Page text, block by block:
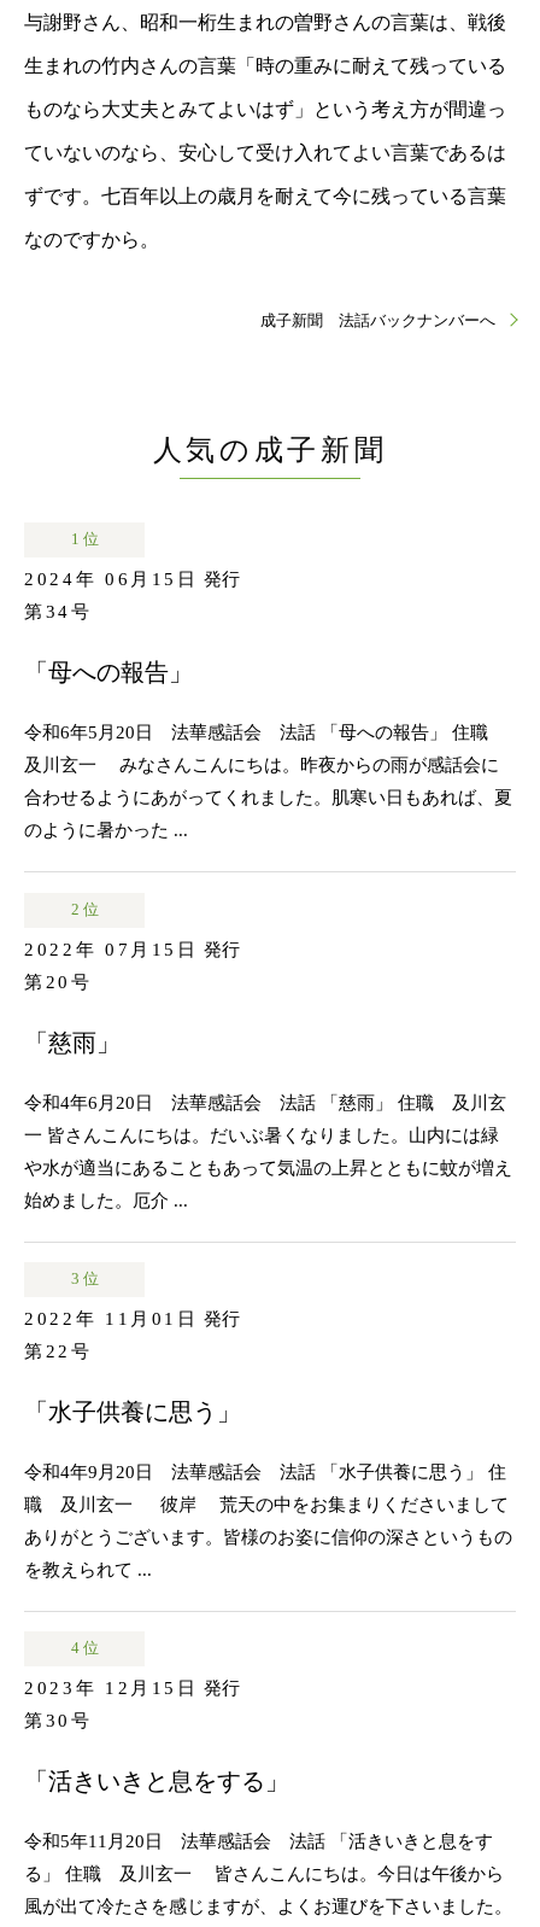
与謝野さん、昭和一桁生まれの曽野さんの言葉は、戦後
生まれの竹内さんの言葉「時の重みに耐えて残っている
ものなら大丈夫とみてよいはず」という考え方が間違っ
ていないのなら、安心して受け入れてよい言葉であるは
ずです。七百年以上の歳月を耐えて今に残っている言葉
なのですから。
成子新聞 法話バックナンバーへ
人気の成子新聞
1 位
2024年 06月15日
発行
第34号
「母への報告」
令和6年5月20日 法華感話会 法話 「母への報告」 住職
及川玄一 みなさんこんにちは。昨夜からの雨が感話会に
合わせるようにあがってくれました。肌寒い日もあれば、夏
のように暑かった ...
2 位
2022年 07月15日
発行
第20号
「慈雨」
令和4年6月20日 法華感話会 法話 「慈雨」 住職 及川玄
一 皆さんこんにちは。だいぶ暑くなりました。山内には緑
や水が適当にあることもあって気温の上昇とともに蚊が増え
始めました。厄介 ...
3 位
2022年 11月01日
発行
第22号
「水子供養に思う」
令和4年9月20日 法華感話会 法話 「水子供養に思う」 住
職 及川玄一 彼岸 荒天の中をお集まりくださいまして
ありがとうございます。皆様のお姿に信仰の深さというもの
を教えられて ...
4 位
2023年 12月15日
発行
第30号
「活きいきと息をする」
令和5年11月20日 法華感話会 法話 「活きいきと息をす
る」 住職 及川玄一 皆さんこんにちは。今日は午後から
風が出て冷たさを感じますが、よくお運びを下さいました。